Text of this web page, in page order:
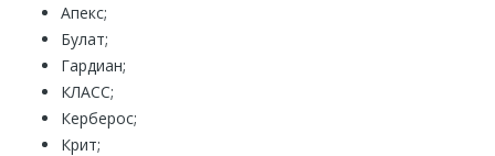
Апекс;
Булат;
Гардиан;
КЛАСС;
Керберос;
Крит;